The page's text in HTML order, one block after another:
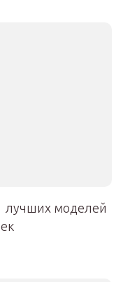
лучших моделей